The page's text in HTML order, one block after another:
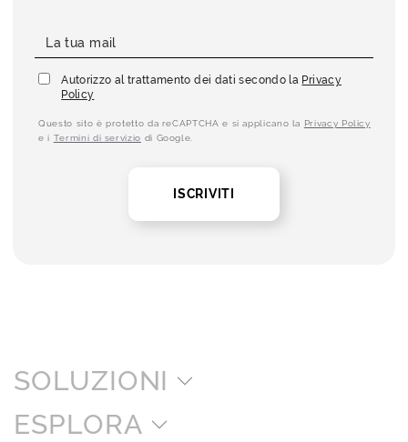
Autorizzo al trattamento dei dati secondo la Privacy
Policy
Questo sito è protetto da reCAPTCHA e si applicano la Privacy Policy
e i Termini di servizio di Google.
ISCRIVITI
SOLUZIONI
ESPLORA